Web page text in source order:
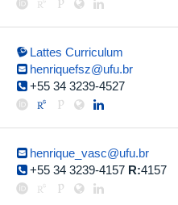
Lattes Curriculum
henriquefsz@ufu.br
+55 34 3239-4527
henrique_vasc@ufu.br
+55 34 3239-4157 R:4157